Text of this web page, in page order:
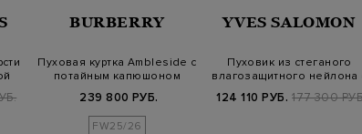
BURBERRY
Пуховая куртка Ambleside с
потайным капюшоном
239 800 РУБ.
FW25/26
YVES SALOMON
Пуховик из стеганого
влагозащитного нейлона
124 110 РУБ. 177 300